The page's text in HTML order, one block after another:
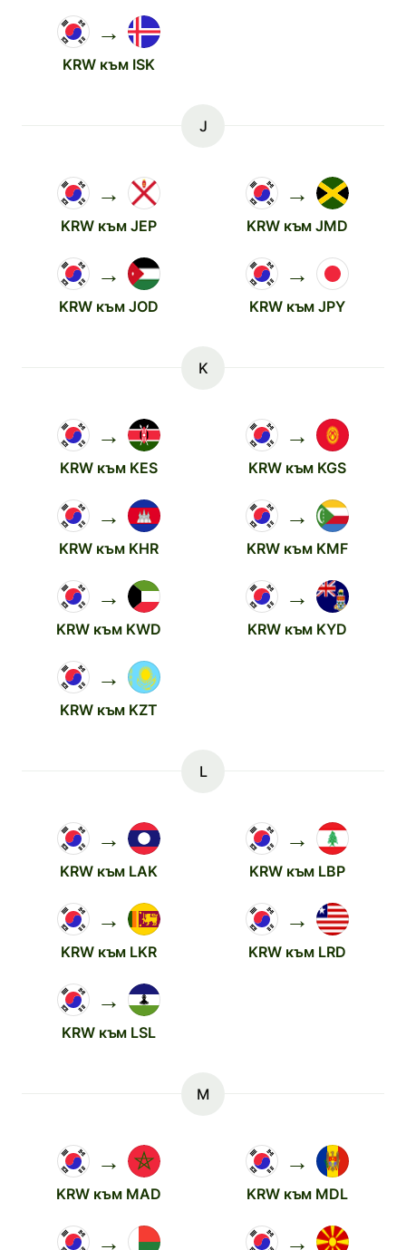
→
KRW към ISK
J
→
KRW към JEP
→
KRW към JMD
→
KRW към JOD
→
KRW към JPY
K
→
KRW към KES
→
KRW към KGS
→
KRW към KHR
→
KRW към KMF
→
KRW към KWD
→
KRW към KYD
→
KRW към KZT
L
→
KRW към LAK
→
KRW към LBP
→
KRW към LKR
→
KRW към LRD
→
KRW към LSL
M
→
KRW към MAD
→
KRW към MDL
→ →